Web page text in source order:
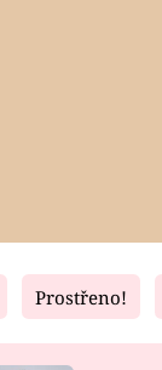
Prostřeno!